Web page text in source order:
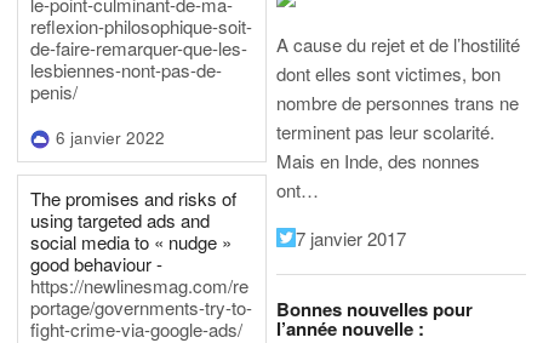
reflexion-philosophique-soit-
de-faire-remarquer-que-les-
lesbiennes-nont-pas-de-
penis/
6 janvier 2022
The promises and risks of
using targeted ads and
social media to « nudge »
good behaviour -
https://newlinesmag.com/re
portage/governments-try-to-
fight-crime-via-google-ads/
A cause du rejet et de l’hostilité
dont elles sont victimes, bon
nombre de personnes trans ne
terminent pas leur scolarité.
Mais en Inde, des nonnes
ont…
7 janvier 2017
Bonnes nouvelles pour
l’année nouvelle :